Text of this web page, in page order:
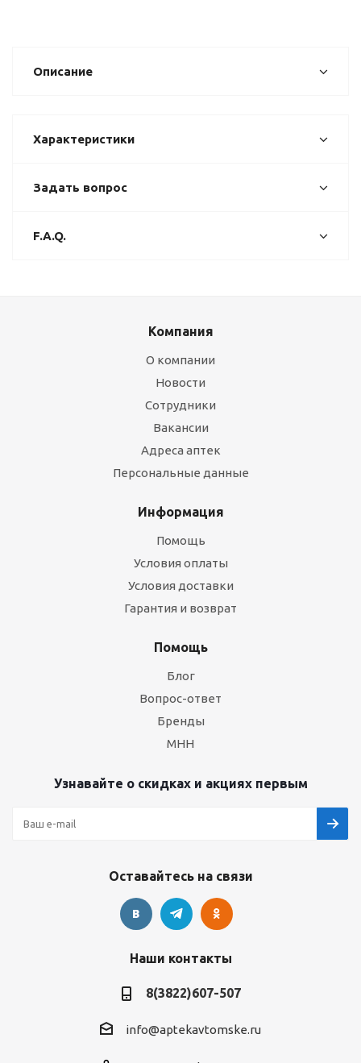
Описание
Характеристики
Задать вопрос
F.A.Q.
Компания
О компании
Новости
Сотрудники
Вакансии
Адреса аптек
Персональные данные
Информация
Помощь
Условия оплаты
Условия доставки
Гарантия и возврат
Помощь
Блог
Вопрос-ответ
Бренды
МНН
Узнавайте о скидках и акциях первым
Оставайтесь на связи
Наши контакты
8(3822)607-507
info@aptekavtomske.ru